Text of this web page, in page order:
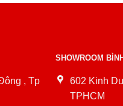
, Tp
SHOWROOM
602 Kinh
TPHCM